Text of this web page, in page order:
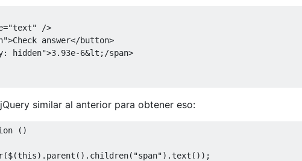
="text"
/>
>Check answer</button>
: hidden">3.93e-6&lt;/span>
similar al anterior para obtener eso:
()
($(this). parent (). children( "span").text ());